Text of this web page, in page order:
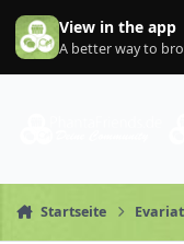
Zum Inhalt springen
View in the app
A better way to
Startseite